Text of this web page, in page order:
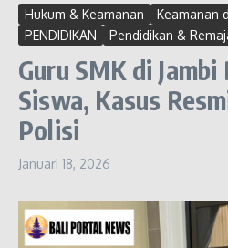
Hukum & Keamanan
Keamanan
PENDIDIKAN
Pendidikan &
Guru SMK di Jambi
Siswa, Kasus
Polisi
Januari 18, 2026